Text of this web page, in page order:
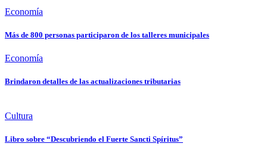
Economía
Más de 800 personas participaron de los talleres municipales
Economía
Brindaron detalles de las actualizaciones tributarias
Cultura
Libro sobre “Descubriendo el Fuerte Sancti Spíritus”